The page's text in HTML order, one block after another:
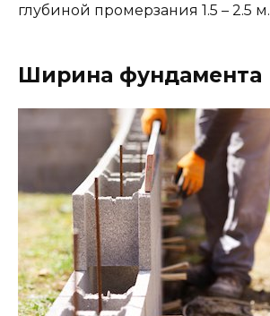
глубиной промерзания 1.5 – 2.5 м.
Ширина фундамента